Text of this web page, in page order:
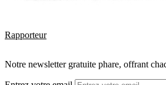
Rapporteur
Notre newsletter gratuite phare, offrant